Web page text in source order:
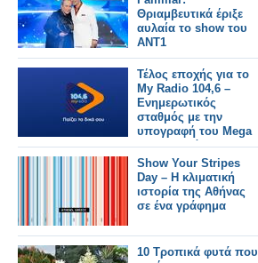
Θριαμβευτικά έριξε
αυλαία το show του
ΑΝΤ1
Τέλος εποχής για το
My Radio 104,6 –
Ενημερωτικός
σταθμός με την
υπογραφή του Mega
στα σκαριά
Show Your Stripes
Day – Η κλιματική
ιστορία της Αθήνας
σε ένα γράφημα
10 Τροπικά φυτά που